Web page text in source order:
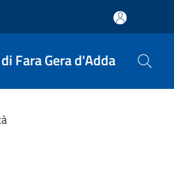
Fara Gera d'Adda